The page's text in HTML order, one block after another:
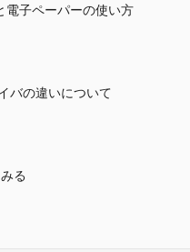
子ペーパーの使い方
バの違いについて
る